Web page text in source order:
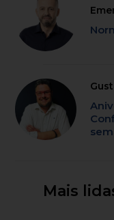
Mais